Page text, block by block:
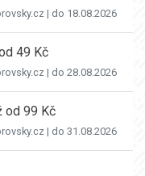
| do 18.08.2026
49 Kč
| do 28.08.2026
od 99 Kč
| do 31.08.2026